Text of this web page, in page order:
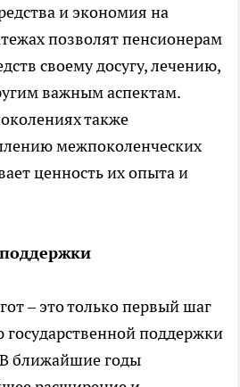
и экономия на
позволят пенсионерам
своему досугу, лечению,
важным аспектам.
также
межпоколенческих
ценность их опыта и
– это только первый шаг
государственной поддержки
ближайшие годы